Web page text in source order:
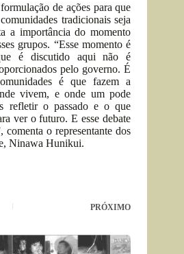
de ações para que
tradicionais seja
a importância do momento
grupos. “Esse momento é
é discutido aqui não é
pelo governo. É
é que fazem a
vivem, e onde um pode
refletir o passado e o que
ver o futuro. E esse debate
comenta o representante dos
Ninawa Hunikui.
PRÓXIMO